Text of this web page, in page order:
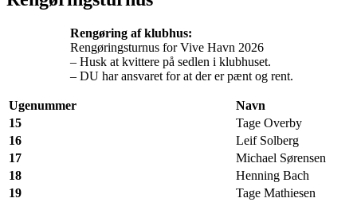
Rengøring af klubhus:
Rengøringsturnus for Vive Havn 2026
– Husk at kvittere på sedlen i klubhuset.
– DU har ansvaret for at der er pænt og rent.
Ugenummer
Navn
15
Tage Overby
16
Leif Solberg
17
Michael Sørensen
18
Henning Bach
19
Tage Mathiesen